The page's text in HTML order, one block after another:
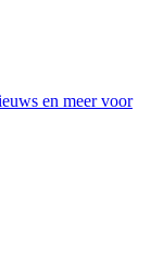
en meer voor